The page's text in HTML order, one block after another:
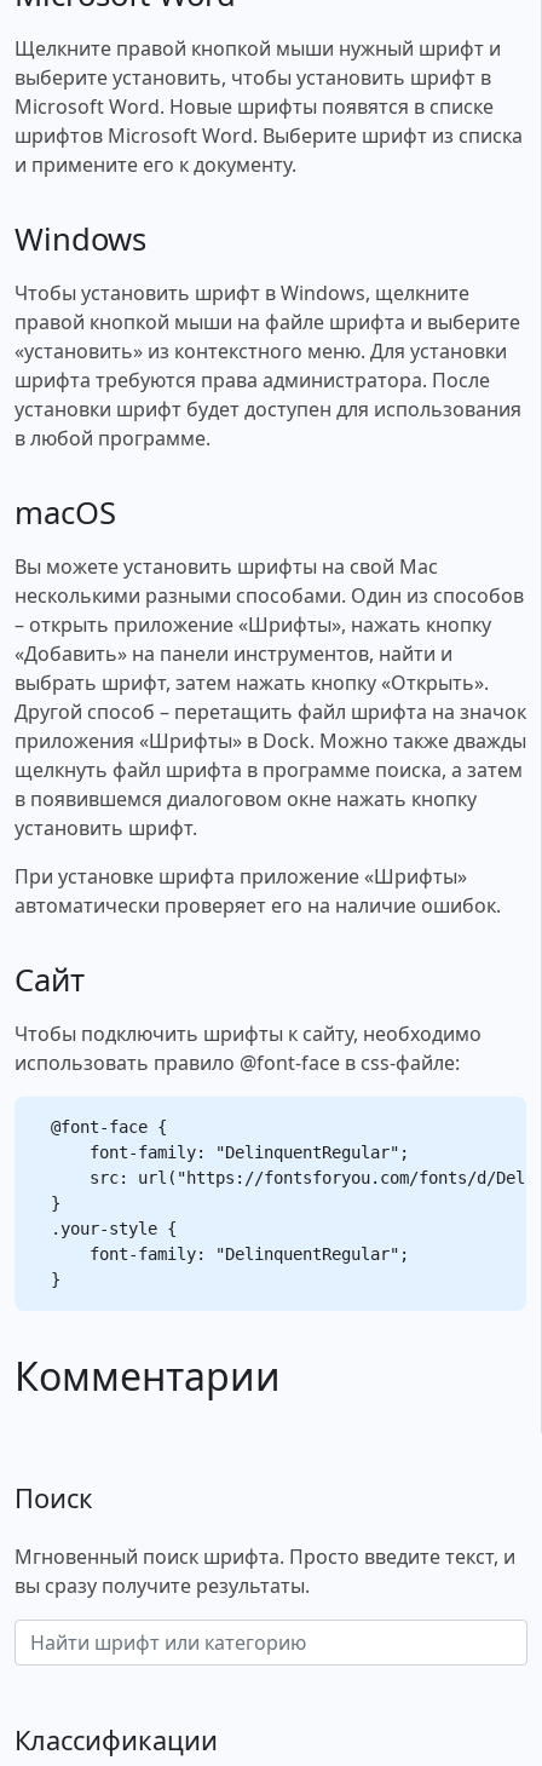
Щелкните правой кнопкой мыши нужный шрифт и
выберите установить, чтобы установить шрифт в
Microsoft Word. Новые шрифты появятся в списке
шрифтов Microsoft Word. Выберите шрифт из списка
и примените его к документу.
Windows
Чтобы установить шрифт в Windows, щелкните
правой кнопкой мыши на файле шрифта и выберите
«установить» из контекстного меню. Для установки
шрифта требуются права администратора. После
установки шрифт будет доступен для использования
в любой программе.
macOS
Вы можете установить шрифты на свой Mac
несколькими разными способами. Один из способов
– открыть приложение «Шрифты», нажать кнопку
«Добавить» на панели инструментов, найти и
выбрать шрифт, затем нажать кнопку «Открыть».
Другой способ – перетащить файл шрифта на значок
приложения «Шрифты» в Dock. Можно также дважды
щелкнуть файл шрифта в программе поиска, а затем
в появившемся диалоговом окне нажать кнопку
установить шрифт.
При установке шрифта приложение «Шрифты»
автоматически проверяет его на наличие ошибок.
Сайт
Чтобы подключить шрифты к сайту, необходимо
использовать правило @font-face в css-файле:
@font-face {
    font-family: "DelinquentRegular";
src: url("https://fontsforyou.com/fonts/d/
}
.your-style {
    font-family: "DelinquentRegular";
Комментарии
Поиск
Мгновенный поиск шрифта. Просто введите текст, и
вы сразу получите результаты.
Классификации